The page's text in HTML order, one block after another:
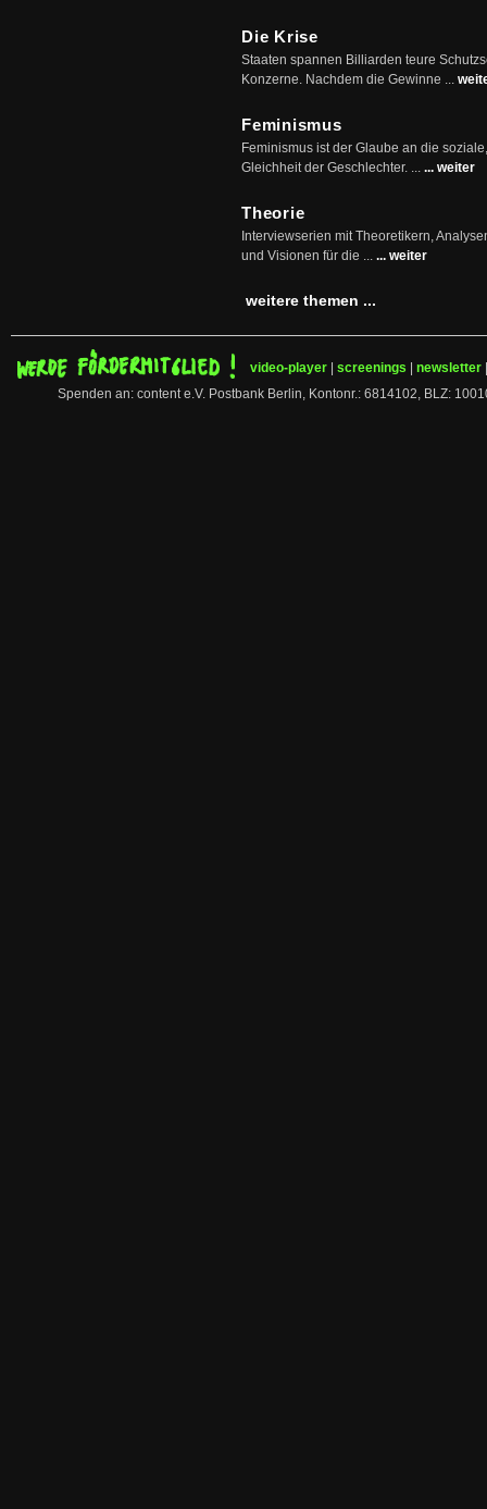
Die Krise
Staaten spannen Billiarden teure
Konzerne. Nachdem die Gewinne ...
Feminismus
Feminismus ist der Glaube an die
Gleichheit der Geschlechter. ... ... weiter
Theorie
Interviewserien mit Theoretikern,
und Visionen für die ... ... weiter
weitere themen ...
video-player screenings newsletter
Spenden an: content e.V. Postbank Berlin, Kontonr.: 6814102, BLZ: